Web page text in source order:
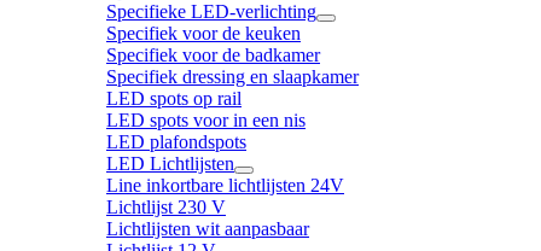
Specifieke LED-verlichting
Specifiek voor de keuken
Specifiek voor de badkamer
Specifiek dressing en slaapkamer
LED spots op rail
LED spots voor in een nis
LED plafondspots
LED Lichtlijsten
Line inkortbare lichtlijsten 24V
Lichtlijst 230 V
Lichtlijsten wit aanpasbaar